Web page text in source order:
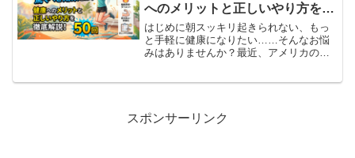
へのメリットと正しいやり方を徹
底解説！
はじめに朝スッキリ起きられない、もっ
と手軽に健康になりたい……そんなお悩
みはありませんか？最近、アメリカの
スポンサーリンク